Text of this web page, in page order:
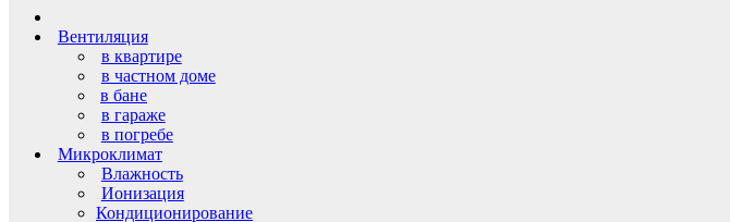
Вентиляция
в квартире
в частном доме
в бане
в гараже
в погребе
Микроклимат
Влажность
Ионизация
Кондиционирование